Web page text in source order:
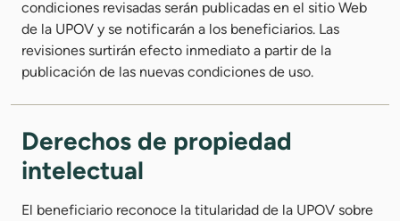
condiciones revisadas serán publicadas en el sitio Web
de la UPOV y se notificarán a los beneficiarios. Las
revisiones surtirán efecto inmediato a partir de la
publicación de las nuevas condiciones de uso.
Derechos de propiedad
intelectual
El beneficiario reconoce la titularidad de la UPOV sobre